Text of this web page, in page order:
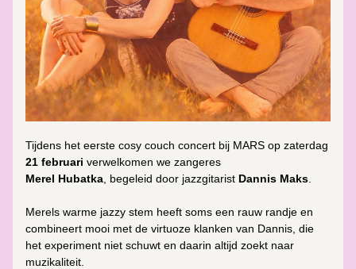
Tijdens het eerste cosy couch concert bij MARS op
21 februari verwelkomen we zangeres
Merel Hubatka begeleid door jazzgitarist Dannis Maks
Merels warme jazzy stem heeft soms een rauw randje en
combineert mooi met de virtuoze klanken van Dannis, die
het experiment niet schuwt en daarin altijd zoekt naar
muzikaliteit.